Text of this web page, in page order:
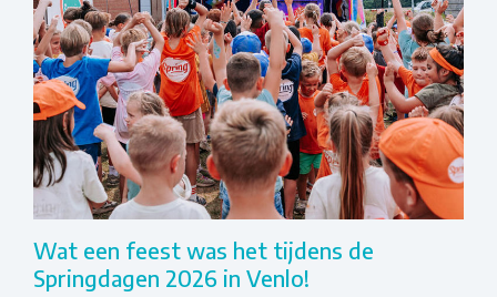
Wat een feest was het tijdens de
Springdagen 2026 in Venlo!